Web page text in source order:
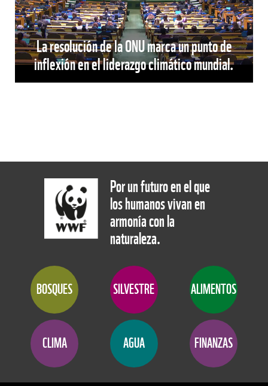
La resolución de la ONU marca un punto de
inflexión en el liderazgo climático mundial.
Por un futuro en el que
los humanos vivan en
armonía con la
naturaleza.
BOSQUES SILVESTRE ALIMENTOS
CLIMA AGUA FINANZAS